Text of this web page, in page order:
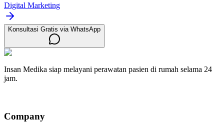
Digital Marketing
Konsultasi Gratis via WhatsApp
Insan Medika siap melayani perawatan pasien di rumah selama 24
jam.
Company